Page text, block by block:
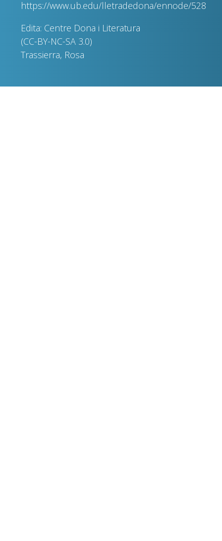
https://www.ub.edu/lletradedona/ennode/528
Edita: Centre Dona i Literatura
(CC-BY-NC-SA 3.0)
Trassierra, Rosa